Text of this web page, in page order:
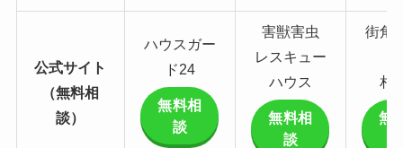
公式サイト
（無料相
談）
ハウスガー
ド24
無料相
談
害獣害虫
レスキュー
ハウス
無料相
談
街角
相
無